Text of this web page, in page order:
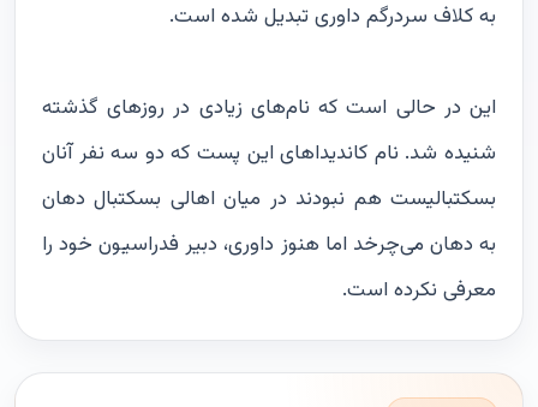
به کلاف سردرگم داوری تبدیل شده است.
این در حالی است که نام‌های زیادی در روزهای گذشته
شنیده شد. نام کاندیداهای این پست که دو سه نفر آنان
بسکتبالیست هم نبودند در میان اهالی بسکتبال دهان
به دهان می‌چرخد اما هنوز داوری، دبیر فدراسیون خود را
معرفی نکرده است.